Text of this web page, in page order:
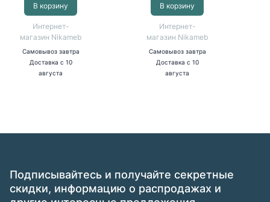
В корзину
Интернет-
магазин Nikameb
Самовывоз завтра
Доставка с 10
августа
В корзину
Интернет-
магазин Nikameb
Самовывоз завтра
Доставка с 10
августа
Подписывайтесь и получайте секретные
скидки, информацию о распродажах и